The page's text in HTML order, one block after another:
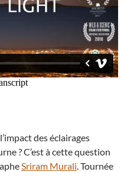
des éclairages
? C’est à cette question
Sriram Murali. Tournée